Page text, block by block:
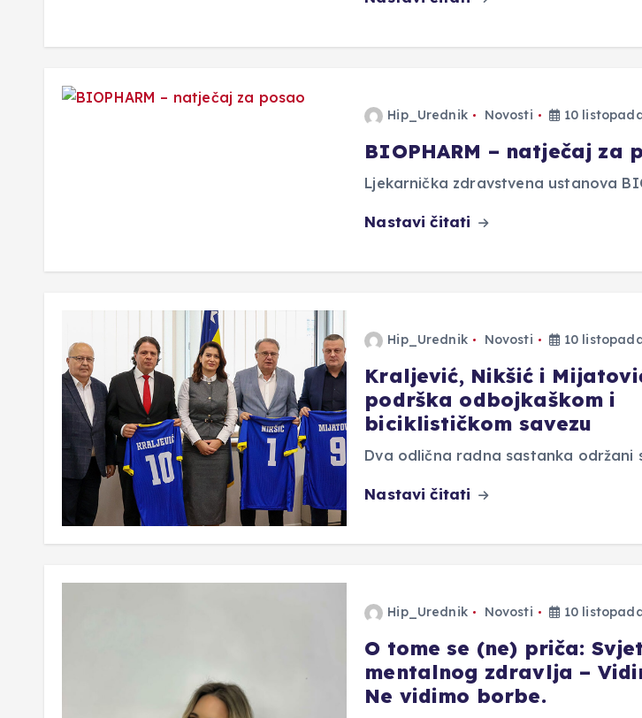
Hip_Urednik Novosti 10
BIOPHARM – natječaj za
Ljekarnička zdravstvena ustanova
Nastavi čitati
Hip_Urednik Novosti 10
Kraljević, Nikšić i
podrška odbojkaškom i
biciklističkom savezu
Dva odlična radna sastanka održani
Nastavi čitati
Hip_Urednik Novosti 10
O tome se (ne) priča:
mentalnog zdravlja –
Ne vidimo borbe.